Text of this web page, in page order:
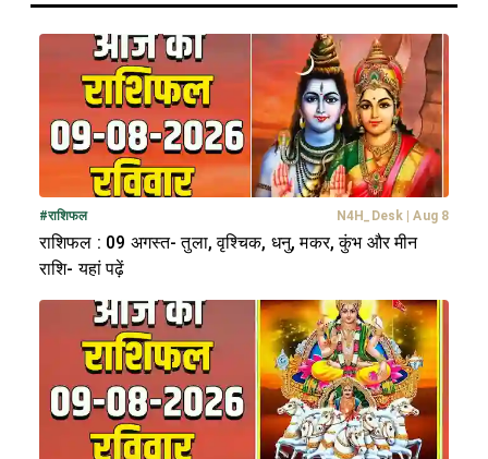
#राशिफल N4H_Desk | Aug 8
राशिफल : 09 अगस्त- तुला, वृश्चिक, धनु, मकर, कुंभ और मीन
राशि- यहां पढ़ें